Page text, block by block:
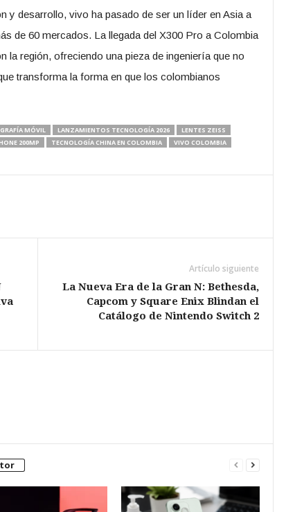
y desarrollo, vivo ha pasado de ser un líder en Asia a
de 60 mercados. La llegada del X300 Pro a Colombia
la región, ofreciendo una pieza de ingeniería que no
transforma la forma en que los colombianos
MÓVIL LANZAMIENTOS TECNOLOGÍA 2026
LENTES ZEISS
200MP TECNOLOGÍA CHINA EN COLOMBIA
VIVO COLOMBIA
Artículo siguiente
​La Nueva Era de la Gran N: Bethesda,
Capcom y Square Enix Blindan el
Catálogo de Nintendo Switch 2